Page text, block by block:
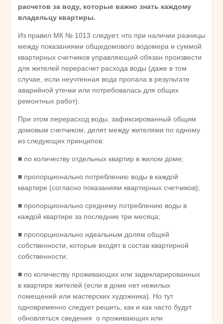
расчетов за воду, которые важно знать каждому
владельцу квартиры.
Из правил МК № 1013 следует, что при наличии разницы
между показаниями общедомового водомера и суммой
квартирных счетчиков управляющий обязан произвести
для жителей перерасчет расхода воды (даже в том
случае, если неучтенная вода пропала в результате
аварийной утечки или потребовалась для общих
ремонтных работ).
При этом перерасход воды, зафиксированный общим
домовым счетчиком, делят между жителями по одному
из следующих принципов:
■ по количеству отдельных квартир в жилом доме;
■ пропорционально потреблению воды в каждой
квартире (согласно показаниям квартирных счетчиков);
■ пропорционально среднему потреблению воды в
каждой квартире за последние три месяца;
■ пропорционально идеальным долям общей
собственности, которые входят в состав квартирной
собственности;
■ по количеству проживающих или задекларированных
в квартире жителей (если в доме нет нежилых
помещений или мастерских художника). Но тут
одновременно следует решить, как и как часто будут
обновляться сведения о проживающих или